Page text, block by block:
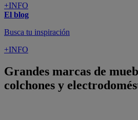
+INFO
El blog
Busca tu inspiración
+INFO
Grandes marcas de
colchones y